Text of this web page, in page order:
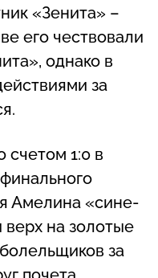
«Зенита» –
его чествовали
однако в
за
счетом 1:0 в
Амелина «сине-
на золотые
за